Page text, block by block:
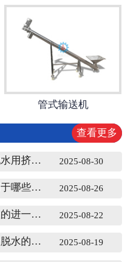
管式输送机
查看更多
2025-08-30
白酒糟啤酒糟米酒糟压榨脱水用挤压脱水机的优势
2025-08-26
拍门单螺旋挤压脱水机适用于哪些物料？
2025-08-22
螺旋挤压脱水机对餐厨垃圾的进一步应用前景
2025-08-19
螺旋挤压脱水机对餐厨垃圾脱水的重要性